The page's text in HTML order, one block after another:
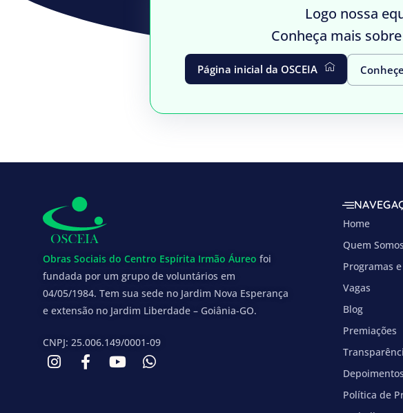
Logo nossa
Conheça mais
Página inicial da OSCEIA
Obras Sociais do Centro Espírita Irmão Áureo foi
fundada por um grupo de voluntários em
04/05/1984. Tem sua sede no Jardim Nova Esperança
e extensão no Jardim Liberdade – Goiânia-GO.
CNPJ: 25.006.149/0001-09
Home
Quem Somos
Programas
Vagas
Blog
Premiações
Depoimentos
Política de